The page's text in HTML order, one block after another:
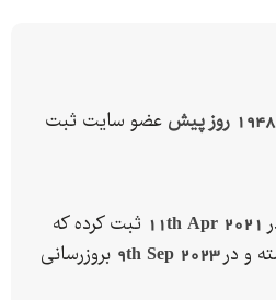
شماره ها دارای واتساپ ،
1948 روز پیش
عضو سایت ثبت
11th Apr 2021 ثبت کرده که
و در9th Sep 2023 بروزرسانی